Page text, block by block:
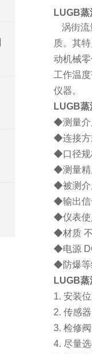
LUGB
涡街
质。其
动机械
工作温
仪器。
LUGB
◆测量介
◆连接方
◆口径规
◆测量
◆被测介
◆输出信
◆仪表使
◆材质
◆电源
◆防爆等
LUGB
1. 安装
2. 传感
3. 检修
4. 尽量